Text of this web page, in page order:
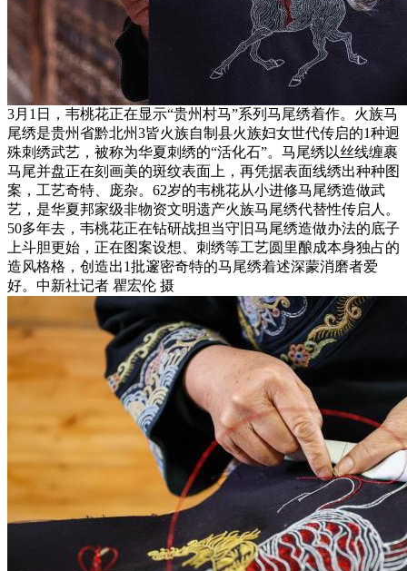
3月1日，韦桃花正在显示“贵州村马”系列马尾绣着作。火族马
尾绣是贵州省黔北州3皆火族自制县火族妇女世代传启的1种迥
殊刺绣武艺，被称为华夏刺绣的“活化石”。马尾绣以丝线缠裹
马尾并盘正在刻画美的斑纹表面上，再凭据表面线绣出种种图
案，工艺奇特、庞杂。62岁的韦桃花从小进修马尾绣造做武
艺，是华夏邦家级非物资文明遗产火族马尾绣代替性传启人。
50多年去，韦桃花正在钻研战担当守旧马尾绣造做办法的底子
上斗胆更始，正在图案设想、刺绣等工艺圆里酿成本身独占的
造风格格，创造出1批邃密奇特的马尾绣着述深蒙消磨者爱
好。中新社记者 瞿宏伦 摄